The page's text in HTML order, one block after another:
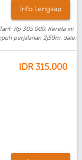
Info Lengkap
Rp 305.000. Kereta ini
perjalanan 2j59m. date:
IDR315.000